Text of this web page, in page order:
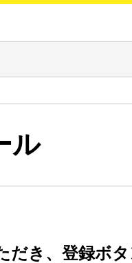
ル
き、登録ボタ